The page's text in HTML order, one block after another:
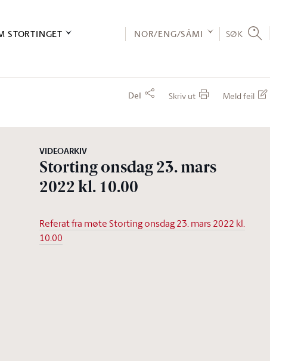
STORTINGET NOR/ENG/SÁMI SØK
Del Skriv ut Meld feil
VIDEOARKIV
Storting onsdag 23. mars
2022 kl. 10.00
Referat fra møte Storting onsdag 23. mars 2022 kl.
10.00